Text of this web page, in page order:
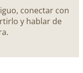
conectar con
y hablar de